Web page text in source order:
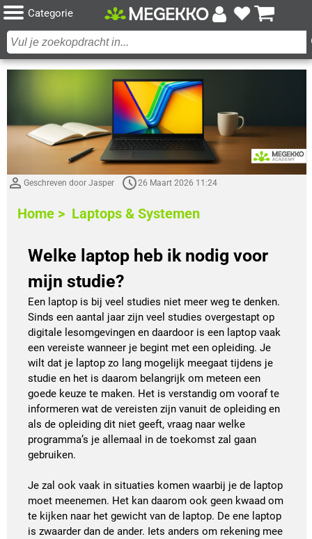
Categorie
Geschreven door Jasper 26 Maart 2026 11:24
Home > Laptops & Systemen
Welke laptop heb ik nodig voor
mijn studie?
Een laptop is bij veel studies niet meer weg te denken.
Sinds een aantal jaar zijn veel studies overgestapt op
digitale lesomgevingen en daardoor is een laptop vaak
een vereiste wanneer je begint met een opleiding. Je
wilt dat je laptop zo lang mogelijk meegaat tijdens je
studie en het is daarom belangrijk om meteen een
goede keuze te maken. Het is verstandig om vooraf te
informeren wat de vereisten zijn vanuit de opleiding en
als de opleiding dit niet geeft, vraag naar welke
programma’s je allemaal in de toekomst zal gaan
gebruiken.
Je zal ook vaak in situaties komen waarbij je de laptop
moet meenemen. Het kan daarom ook geen kwaad om
te kijken naar het gewicht van de laptop. De ene laptop
is zwaarder dan de ander. Iets anders om rekening mee